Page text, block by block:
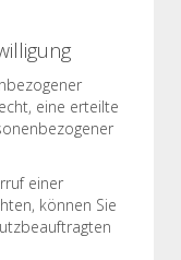
eine erteilte
einer
können Sie